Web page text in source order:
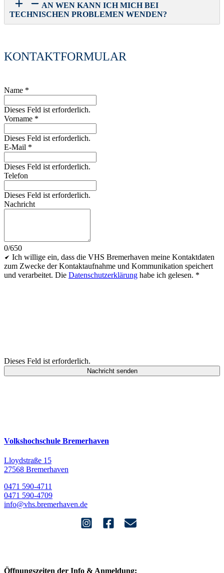
AN WEN KANN ICH MICH BEI
TECHNISCHEN PROBLEMEN WENDEN?
KONTAKTFORMULAR
Name *
Dieses Feld ist erforderlich.
Vorname *
Dieses Feld ist erforderlich.
E-Mail *
Dieses Feld ist erforderlich.
Telefon
Dieses Feld ist erforderlich.
Nachricht
0/650
Ich willige ein, dass die VHS Bremerhaven meine Kontaktdaten
zum Zwecke der Kontaktaufnahme und Kommunikation speichert
und verarbeitet. Die Datenschutzerklärung habe ich gelesen. *
Dieses Feld ist erforderlich.
Nachricht senden
Volkshochschule Bremerhaven
Lloydstraße 15
27568 Bremerhaven
0471 590-4711
0471 590-4709
info@vhs.bremerhaven.de
Öffnungszeiten der Info & Anmeldung: